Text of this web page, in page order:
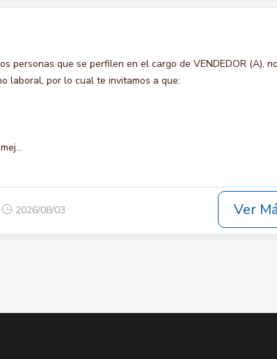
personas que se perfilen en el cargo de VENDEDOR (A),
laboral, por lo cual te invitamos a que:
2026/08/03 Ver